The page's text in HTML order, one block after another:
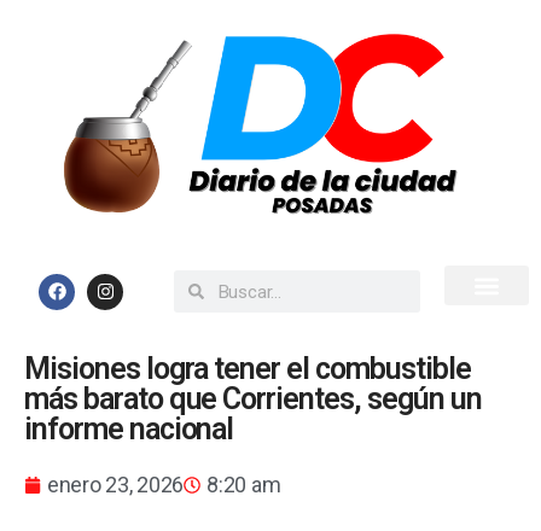
Misiones logra tener el combustible
más barato que Corrientes, según un
informe nacional
enero 23, 2026 8:20 am